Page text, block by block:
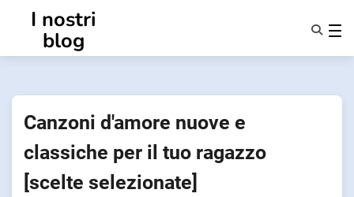
contenuto
I nostri
blog
Chi Siamo
Canzoni d'amore nuove e
classiche per il tuo ragazzo
[scelte selezionate]